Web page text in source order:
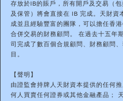
存放於IB的賬戶，所有開戶及交易（
及保管）將會直接在 IB 完成。天財資
成並且經驗豐富的團隊，可以擔任香
合併交易的財務顧問。 在過去十五年
司完成了數百個合規顧問、財務顧問
目。
【聲明】
由證監會持牌人天財資本提供的任何
何人買賣任何證券或其他金融產品；